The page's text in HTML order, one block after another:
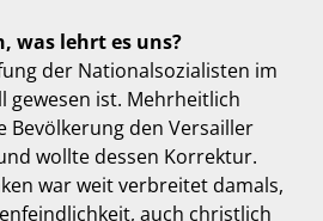
was lehrt es uns?
der Nationalsozialisten im
gewesen ist. Mehrheitlich
Bevölkerung den Versailler
wollte dessen Korrektur.
war weit verbreitet damals,
auch christlich